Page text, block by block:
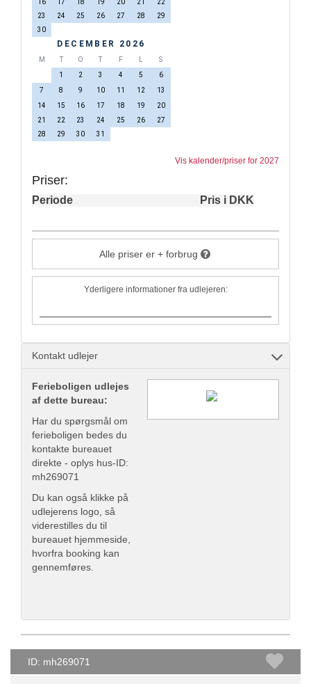
16 17 18 19 20 21
22
23
24 25 26 27 28
29
30
DECEMBER 2026
M T O T F L
S
1
2 3 4 5
6
7
8 9 10 11 12
13
14
15 16 17 18 19
20
21
22 23 24 25 26
27
28
29 30 31
Vis kalender/priser for 2027
Priser:
Periode Pris i DKK
Alle priser er + forbrug
Yderligere informationer fra udlejeren:
Kontakt udlejer
Ferieboligen udlejes
af dette bureau:
Har du spørgsmål om
ferieboligen bedes du
kontakte bureauet
direkte - oplys hus-ID:
mh269071
Du kan også klikke på
udlejerens logo, så
viderestilles du til
bureauet hjemmeside,
hvorfra booking kan
gennemføres.
ID: mh269071